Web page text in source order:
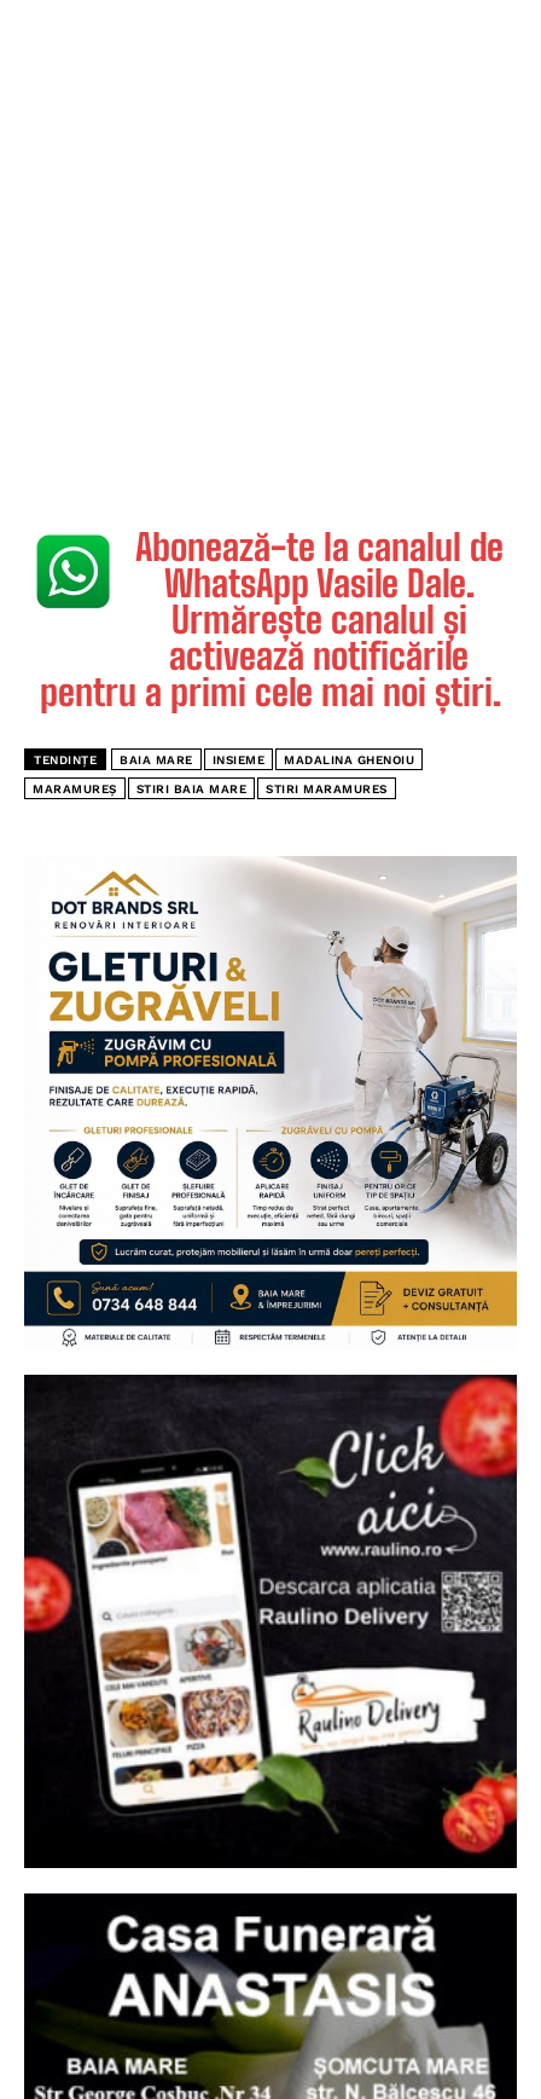
Abonează-te la canalul de
WhatsApp Vasile Dale.
Urmărește canalul și
activează notificările
pentru a primi cele mai noi știri.
TENDINȚE BAIA MARE INSIEME MADALINA GHENOIU
MARAMUREȘ STIRI BAIA MARE STIRI MARAMURES